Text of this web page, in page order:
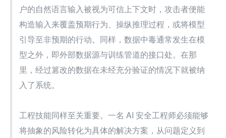
户的自然语言输入被视为可信上下文时，攻击者便能
构造输入来覆盖预期行为、操纵推理过程，或将模型
引导至非预期的行动。同样，数据中毒通常发生在模
型之外，即外部数据源与训练管道的接口处。在那
里，经过篡改的数据在未经充分验证的情况下就被纳
入了系统。
工程技能同样至关重要。一名 AI 安全工程师必须能够
将抽象的风险转化为具体的解决方案，从问题定义到